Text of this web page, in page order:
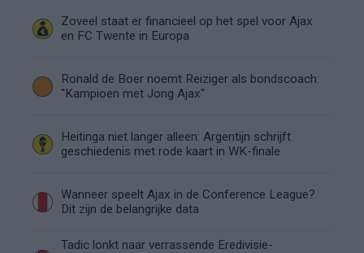
Zoveel staat er financieel op het spel voor Ajax
en FC Twente in Europa
Ronald de Boer noemt Reiziger als bondscoach:
"Kampioen met Jong Ajax"
Heitinga niet langer alleen: Argentijn schrijft
geschiedenis met rode kaart in WK-finale
Wanneer speelt Ajax in de Conference League?
Dit zijn de belangrijke data
Tadic lonkt naar verrassende Eredivisie-